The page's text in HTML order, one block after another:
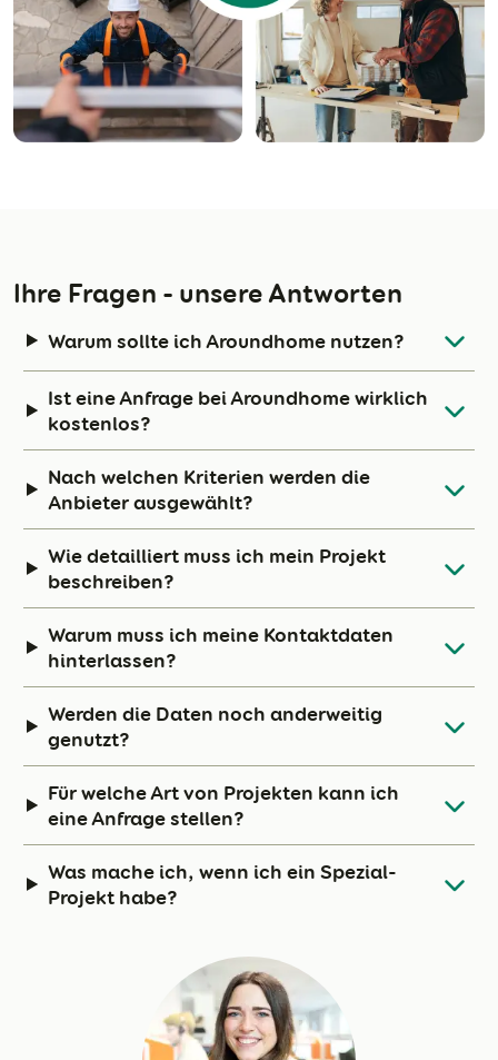
Ihre Fragen - unsere Antworten
Warum sollte ich Aroundhome nutzen?
Ist eine Anfrage bei Aroundhome wirklich
kostenlos?
Nach welchen Kriterien werden die
Anbieter ausgewählt?
Wie detailliert muss ich mein Projekt
beschreiben?
Warum muss ich meine Kontaktdaten
hinterlassen?
Werden die Daten noch anderweitig
genutzt?
Für welche Art von Projekten kann ich
eine Anfrage stellen?
Was mache ich, wenn ich ein Spezial-
Projekt habe?